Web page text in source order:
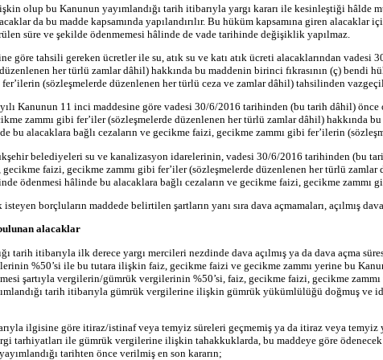
olup bu Kanunun yayımlandığı tarih itibarıyla yargı kararı ile kesinleştiği
da bu madde kapsamında yapılandırılır. Bu hüküm kapsamına giren
süre ve şekilde ödenmemesi hâlinde de vade tarihinde değişiklik yapılmaz.
göre tahsili gereken ücretler ile su, atık su ve katı atık ücreti alacaklarından
her türlü zamlar dâhil) hakkında bu maddenin birinci fıkrasının (ç) bendi
(sözleşmelerde düzenlenen her türlü ceza ve zamlar dâhil) tahsilinden
Kanunun 11 inci maddesine göre vadesi 30/6/2016 tarihinden (bu tarih dâhil) önce
zammı gibi fer’iler (sözleşmelerde düzenlenen her türlü zamlar dâhil) hakkında
bu alacaklara bağlı cezaların ve gecikme faizi, gecikme zammı gibi fer’ilerin
belediyeleri su ve kanalizasyon idarelerinin, vadesi 30/6/2016 tarihinden (bu
gecikme faizi, gecikme zammı gibi fer’iler (sözleşmelerde düzenlenen her türlü
ödenmesi hâlinde bu alacaklara bağlı cezaların ve gecikme faizi, gecikme
borçluların maddede belirtilen şartların yanı sıra dava açmamaları, açılmış
alacaklar
tarih itibarıyla ilk derece yargı mercileri nezdinde dava açılmış ya da dava açma
%50’si ile bu tutara ilişkin faiz, gecikme faizi ve gecikme zammı yerine bu
şartıyla vergilerin/gümrük vergilerinin %50’si, faiz, gecikme faizi, gecikme
tarih itibarıyla gümrük vergilerine ilişkin gümrük yükümlülüğü doğmuş
ilgisine göre itiraz/istinaf veya temyiz süreleri geçmemiş ya da itiraz veya
tarhiyatları ile gümrük vergilerine ilişkin tahakkuklarda, bu maddeye göre
tarihten önce verilmiş en son kararın;